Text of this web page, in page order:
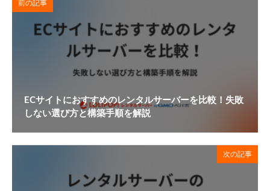
前の記事
ECサイトにおすすめのレンタルサーバーを比較！失敗
しない選び方と構築手順を解説
次の記事